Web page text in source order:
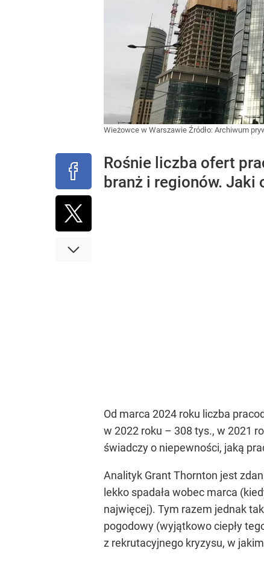
Wieżowce w Warszawie Źródło: Archiwum
Rośnie liczba ofert
branż i regionów. Jaki
Od marca 2024 roku liczba
w 2022 roku – 308 tys., w 2021
świadczy o niepewności, jaką
Analityk Grant Thornton jest
lekko spadała wobec marca
najwięcej). Tym razem jednak
pogodowy (wyjątkowo ciepły
z rekrutacyjnego kryzysu, w